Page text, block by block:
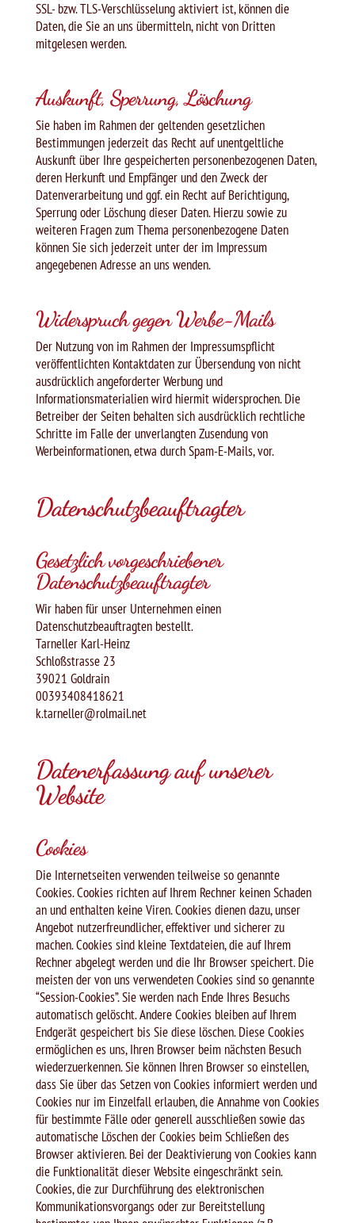
SSL- bzw. TLS-Verschlüsselung aktiviert ist, können die
Daten, die Sie an uns übermitteln, nicht von Dritten
mitgelesen werden.
Auskunft, Sperrung, Löschung
Sie haben im Rahmen der geltenden gesetzlichen
Bestimmungen jederzeit das Recht auf unentgeltliche
Auskunft über Ihre gespeicherten personenbezogenen Daten,
deren Herkunft und Empfänger und den Zweck der
Datenverarbeitung und ggf. ein Recht auf Berichtigung,
Sperrung oder Löschung dieser Daten. Hierzu sowie zu
weiteren Fragen zum Thema personenbezogene Daten
können Sie sich jederzeit unter der im Impressum
angegebenen Adresse an uns wenden.
Widerspruch gegen Werbe-Mails
Der Nutzung von im Rahmen der Impressumspflicht
veröffentlichten Kontaktdaten zur Übersendung von nicht
ausdrücklich angeforderter Werbung und
Informationsmaterialien wird hiermit widersprochen. Die
Betreiber der Seiten behalten sich ausdrücklich rechtliche
Schritte im Falle der unverlangten Zusendung von
Werbeinformationen, etwa durch Spam-E-Mails, vor.
Datenschutzbeauftragter
Gesetzlich vorgeschriebener
Datenschutzbeauftragter
Wir haben für unser Unternehmen einen
Datenschutzbeauftragten bestellt.
Tarneller Karl-Heinz
Schloßstrasse 23
39021 Goldrain
00393408418621
k.tarneller@rolmail.net
Datenerfassung auf unserer
Website
Cookies
Die Internetseiten verwenden teilweise so genannte
Cookies. Cookies richten auf Ihrem Rechner keinen Schaden
an und enthalten keine Viren. Cookies dienen dazu, unser
Angebot nutzerfreundlicher, effektiver und sicherer zu
machen. Cookies sind kleine Textdateien, die auf Ihrem
Rechner abgelegt werden und die Ihr Browser speichert. Die
meisten der von uns verwendeten Cookies sind so genannte
“Session-Cookies”. Sie werden nach Ende Ihres Besuchs
automatisch gelöscht. Andere Cookies bleiben auf Ihrem
Endgerät gespeichert bis Sie diese löschen. Diese Cookies
ermöglichen es uns, Ihren Browser beim nächsten Besuch
wiederzuerkennen. Sie können Ihren Browser so einstellen,
dass Sie über das Setzen von Cookies informiert werden und
Cookies nur im Einzelfall erlauben, die Annahme von Cookies
für bestimmte Fälle oder generell ausschließen sowie das
automatische Löschen der Cookies beim Schließen des
Browser aktivieren. Bei der Deaktivierung von Cookies kann
die Funktionalität dieser Website eingeschränkt sein.
Cookies, die zur Durchführung des elektronischen
Kommunikationsvorgangs oder zur Bereitstellung